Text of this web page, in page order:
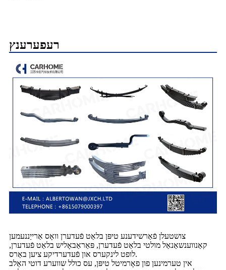
רעפערענץ
צושטעלן פֿאַרשידענע טיפּן בלאַט פֿעדערן וואָס אַרייַננעמען
קאַנווענשאַנאַל מולטי בלאַט פֿעדערן, פּאַראַבאָליש בלאַט פֿעדערן,
לופט לינקערס און פֿעדערדיקע ציען באַרס.
אין טערמינען פון פאָרמיטל טיפּן, עס כולל שווערע דוטי האַלב